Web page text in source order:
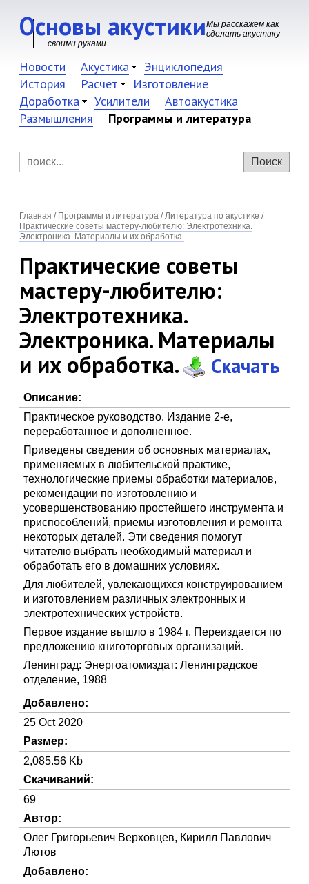
Основы акустикиМы расскажем как
сделать акустику
своими руками
Новости Акустика
Энциклопедия
История
Расчет
Изготовление
Доработка
Усилители
Автоакустика
Размышления
Программы и литература
Главная / Программы и литература / Литература по акустике /
Практические советы мастеру-любителю: Электротехника.
Электроника. Материалы и их обработка.
Практические советы
мастеру-любителю:
Электротехника.
Электроника. Материалы
и их обработка.
Скачать
Описание:
Практическое руководство. Издание 2-е,
переработанное и дополненное.
Приведены сведения об основных материалах,
применяемых в любительской практике,
технологические приемы обработки материалов,
рекомендации по изготовлению и
усовершенствованию простейшего инструмента и
приспособлений, приемы изготовления и ремонта
некоторых деталей. Эти сведения помогут
читателю выбрать необходимый материал и
обработать его в домашних условиях.
Для любителей, увлекающихся конструированием
и изготовлением различных электронных и
электротехнических устройств.
Первое издание вышло в 1984 г. Переиздается по
предложению книготорговых организаций.
Ленинград: Энергоатомиздат: Ленинградское
отделение, 1988
Добавлено:
25 Oct 2020
Размер:
2,085.56 Kb
Скачиваний:
69
Автор:
Олег Григорьевич Верховцев, Кирилл Павлович
Лютов
Добавлено: